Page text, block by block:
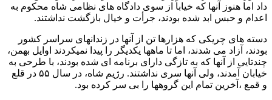
داد اما هنوز آنها که خیاباً از سوی دادگاه های نظامی شاه محکوم به
اعدام و حبس ابد شده بودند، جرأت و خیال بازگشت نداشتند.
دسته های چریکی که هزارها تن از آنها در زندانهای سراسر کشور
بودند، آزاد می شدند، اما تا ماهها یکدیگر را پیدا نمیکردند اوایل بهمن،
چندتایی از آنها که به تازگی دارای برنامه ای شده بودند، با طرحی به
خیابان آمدند، ولی آنها سری نداشتند. رژیم شاه، در سال ۵۵ در قلع
و قمع ،آخرین تمام این گروهها را بی سر کرده بود.